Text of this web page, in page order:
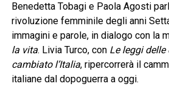
Benedetta Tobagi e Paola Agosti
rivoluzione femminile degli anni
immagini e parole, in dialogo con la
la vita. Livia Turco, con Le leggi delle
cambiato l’Italia, ripercorrerà il
italiane dal dopoguerra a oggi.